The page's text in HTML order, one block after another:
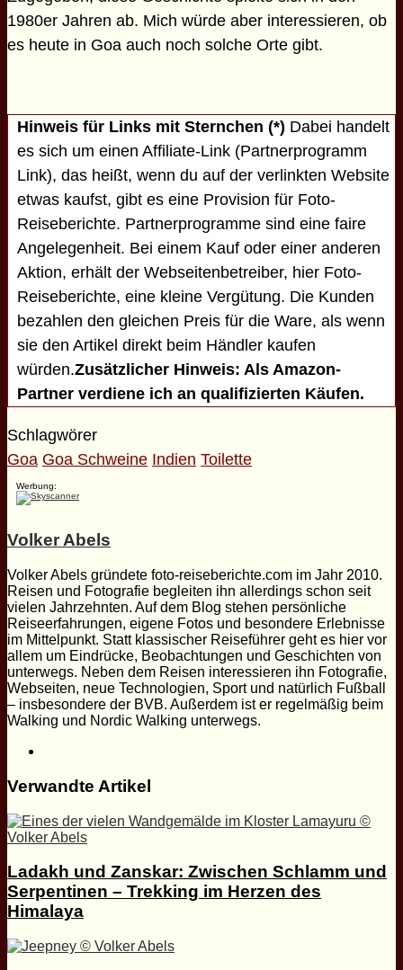
1980er Jahren ab. Mich würde aber interessieren, ob
es heute in Goa auch noch solche Orte gibt.
Hinweis für Links mit Sternchen (*) Dabei handelt
es sich um einen Affiliate-Link (Partnerprogramm
Link), das heißt, wenn du auf der verlinkten Website
etwas kaufst, gibt es eine Provision für Foto-
Reiseberichte. Partnerprogramme sind eine faire
Angelegenheit. Bei einem Kauf oder einer anderen
Aktion, erhält der Webseitenbetreiber, hier Foto-
Reiseberichte, eine kleine Vergütung. Die Kunden
bezahlen den gleichen Preis für die Ware, als wenn
sie den Artikel direkt beim Händler kaufen
würden.Zusätzlicher Hinweis: Als Amazon-
Partner verdiene ich an qualifizierten Käufen.
Schlagwörer
Goa Goa Schweine Indien Toilette
Werbung:
Volker Abels
Volker Abels gründete foto-reiseberichte.com im Jahr 2010.
Reisen und Fotografie begleiten ihn allerdings schon seit
vielen Jahrzehnten. Auf dem Blog stehen persönliche
Reiseerfahrungen, eigene Fotos und besondere Erlebnisse
im Mittelpunkt. Statt klassischer Reiseführer geht es hier vor
allem um Eindrücke, Beobachtungen und Geschichten von
unterwegs. Neben dem Reisen interessieren ihn Fotografie,
Webseiten, neue Technologien, Sport und natürlich Fußball
– insbesondere der BVB. Außerdem ist er regelmäßig beim
Walking und Nordic Walking unterwegs.
Verwandte Artikel
Ladakh und Zanskar: Zwischen Schlamm und
Serpentinen – Trekking im Herzen des
Himalaya